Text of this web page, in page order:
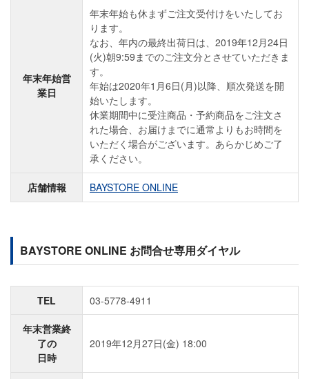
年末年始営
業日
年末年始も休まずご注文受付けをいたしてお
ります。
なお、年内の最終出荷日は、2019年12月24日
(火)朝9:59までのご注文分とさせていただきま
す。
年始は2020年1月6日(月)以降、順次発送を開
始いたします。
休業期間中に受注商品・予約商品をご注文さ
れた場合、お届けまでに通常よりもお時間を
いただく場合がございます。あらかじめご了
承ください。
店舗情報 BAYSTORE ONLINE
BAYSTORE ONLINE お問合せ専用ダイヤル
TEL 03-5778-4911
年末営業終
了の
日時
2019年12月27日(金) 18:00